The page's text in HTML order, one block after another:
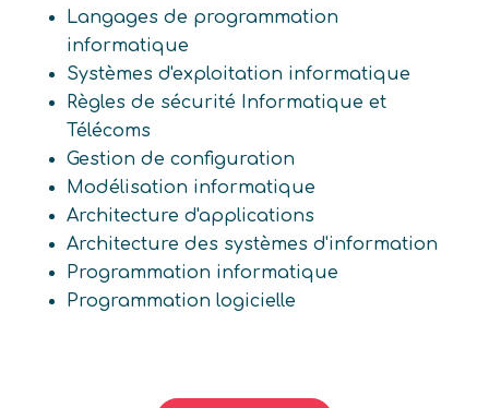
Langages de programmation
informatique
Systèmes d'exploitation informatique
Règles de sécurité Informatique et
Télécoms
Gestion de configuration
Modélisation informatique
Architecture d'applications
Architecture des systèmes d'information
Programmation informatique
Programmation logicielle